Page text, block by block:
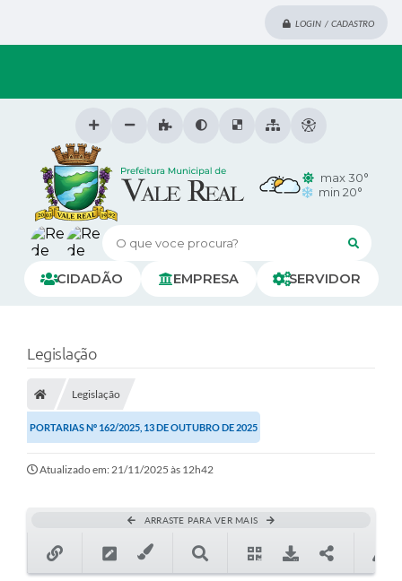
LOGIN / CADASTRO
O que voce procura?
CIDADÃO EMPRESA SERVIDOR
max 30°
min 20°
Legislação
Legislação
PORTARIAS Nº 162/2025, 13 DE OUTUBRO DE 2025
Atualizado em: 21/11/2025 às 12h42
ARRASTE PARA VER MAIS